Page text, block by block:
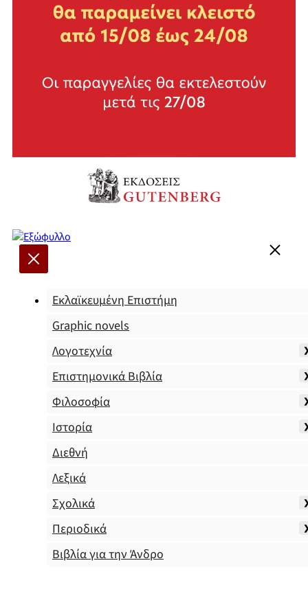
Εκλαϊκευμένη Επιστήμη
Graphic novels
Λογοτεχνία
Επιστημονικά Βιβλία
Φιλοσοφία
Ιστορία
Διεθνή
Λεξικά
Σχολικά
Περιοδικά
Βιβλία για την Άνδρο